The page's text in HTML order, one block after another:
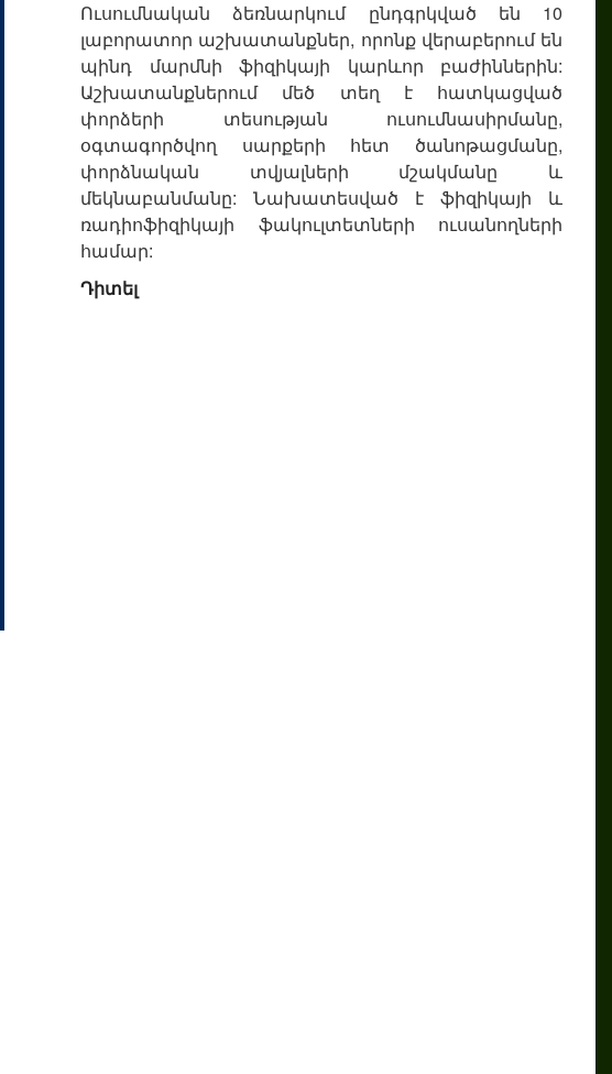
Ուսումնական ձեռնարկում ընդգրկված են 10
լաբորատոր աշխատանքներ, որոնք վերաբերում են
պինդ մարմնի ֆիզիկայի կարևոր բաժիններին:
Աշխատանքներում մեծ տեղ է հատկացված
փորձերի տեսության ուսումնասիրմանը,
օգտագործվող սարքերի հետ ծանոթացմանը,
փորձնական տվյալների մշակմանը և
մեկնաբանմանը: Նախատեսված է ֆիզիկայի և
ռադիոֆիզիկայի ֆակուլտետների ուսանողների
համար:
Դիտել